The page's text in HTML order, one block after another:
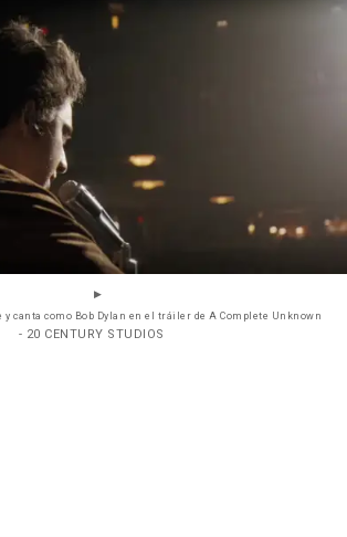
y canta como Bob Dylan en el tráiler de A Complete Unknown
- 20 CENTURY STUDIOS